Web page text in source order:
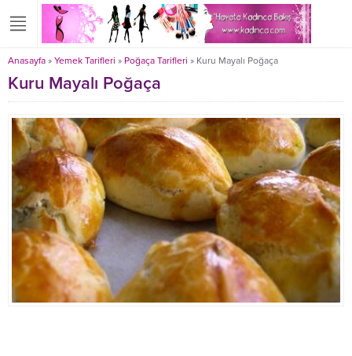
Anasayfa » Yemek Tarifleri » Poğaça Tarifleri » Kuru Mayalı Poğaça
Kuru Mayalı Poğaça